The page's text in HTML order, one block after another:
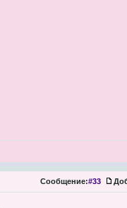
Сообщение:#33